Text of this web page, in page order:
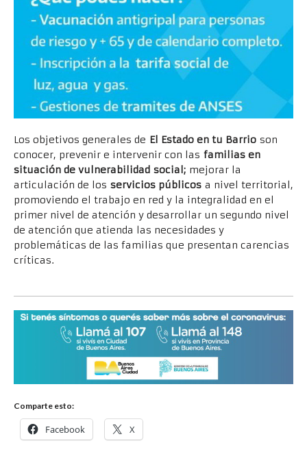
Los objetivos generales de El Estado en tu Barrio son
conocer, prevenir e intervenir con las familias en
situación de vulnerabilidad social; mejorar la
articulación de los servicios públicos a nivel territorial,
promoviendo el trabajo en red y la integralidad en el
primer nivel de atención y desarrollar un segundo nivel
de atención que atienda las necesidades y
problemáticas de las familias que presentan carencias
críticas.
Comparte esto:
Facebook X